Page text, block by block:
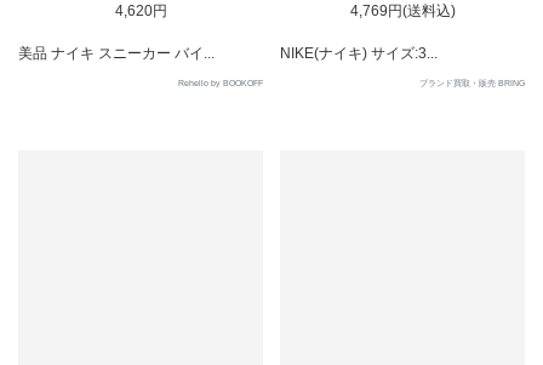
4,620円
美品 ナイキ スニーカー バイ...
Rehello by BOOKOFF
4,769円(送料込)
NIKE(ナイキ) サイズ:3...
ブランド買取・販売 BRING